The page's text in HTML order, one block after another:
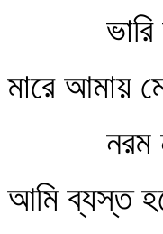
মারে আমায়
নরম
আমি ব্যস্ত